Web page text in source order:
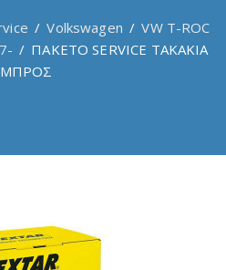
/ Volkswagen / VW T-ROC
/ ΠΑΚΕΤΟ SERVICE ΤΑΚΑΚΙΑ